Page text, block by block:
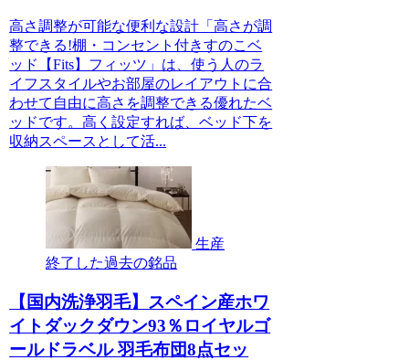
高さ調整が可能な便利な設計「高さが調
整できる!棚・コンセント付きすのこベ
ッド【Fits】フィッツ」は、使う人のラ
イフスタイルやお部屋のレイアウトに合
わせて自由に高さを調整できる優れたベ
ッドです。高く設定すれば、ベッド下を
収納スペースとして活...
生産
終了した過去の銘品
【国内洗浄羽毛】スペイン産ホワ
イトダックダウン93％ロイヤルゴ
ールドラベル 羽毛布団8点セッ